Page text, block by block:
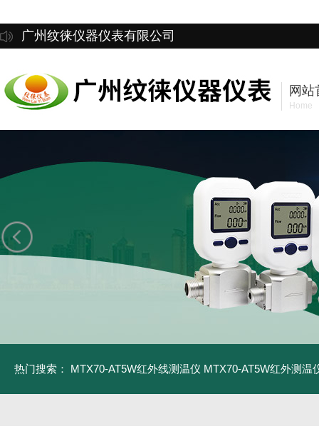
广州纹徕仪器仪表有限公司
网站
Home
热门搜索： MTX70-AT5W红外线测温仪 MTX70-AT5W红外测温